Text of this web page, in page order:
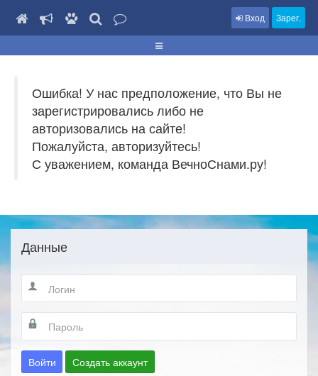
Вход Зарег.
Ошибка! У нас предположение, что Вы не
зарегистрировались либо не
авторизовались на сайте!
Пожалуйста, авторизуйтесь!
С уважением, команда ВечноСнами.ру!
Данные
Войти Создать аккаунт